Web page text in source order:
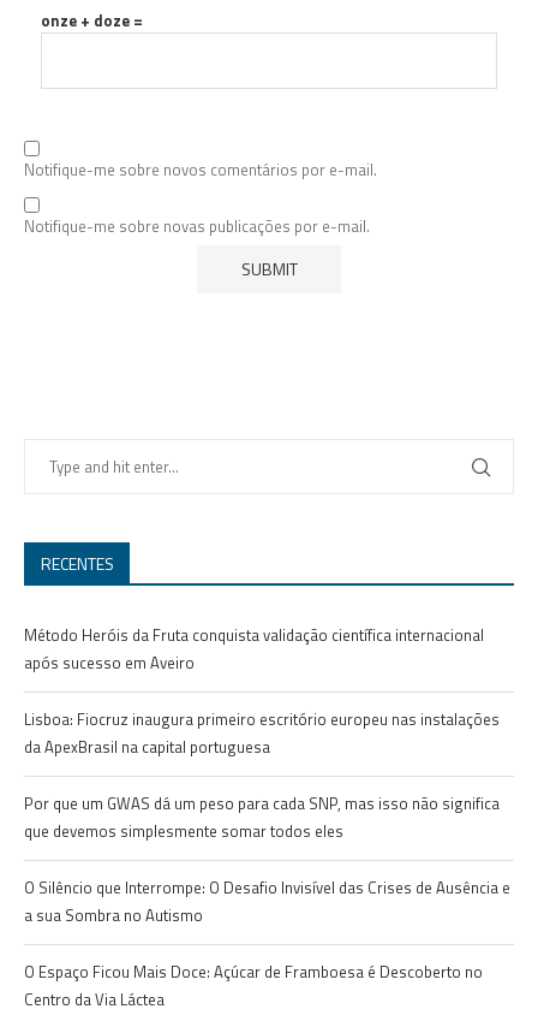
onze + doze =
Notifique-me sobre novos comentários por e-mail.
Notifique-me sobre novas publicações por e-mail.
RECENTES
Método Heróis da Fruta conquista validação científica internacional
após sucesso em Aveiro
Lisboa: Fiocruz inaugura primeiro escritório europeu nas instalações
da ApexBrasil na capital portuguesa
Por que um GWAS dá um peso para cada SNP, mas isso não significa
que devemos simplesmente somar todos eles
O Silêncio que Interrompe: O Desafio Invisível das Crises de Ausência e
a sua Sombra no Autismo
O Espaço Ficou Mais Doce: Açúcar de Framboesa é Descoberto no
Centro da Via Láctea